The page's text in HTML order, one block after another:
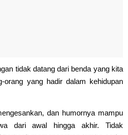
tidak datang dari benda yang kita
orang yang hadir dalam kehidupan
dan humornya mampu
dari awal hingga akhir. Tidak